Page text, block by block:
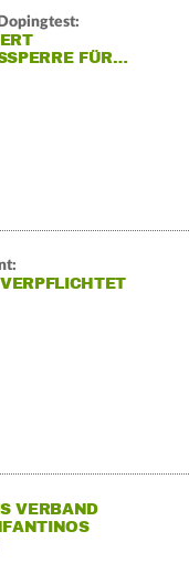
FÜR…
VERBAND